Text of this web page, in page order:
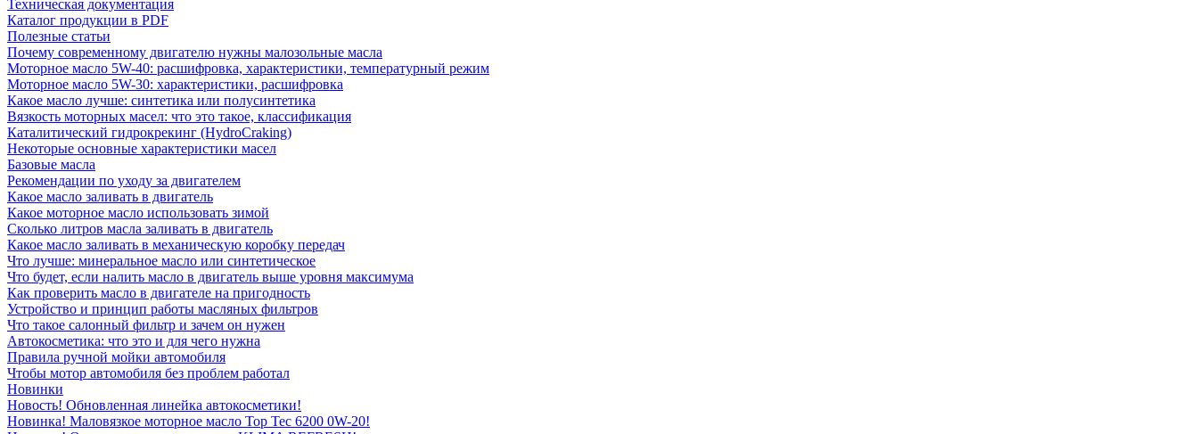
Техническая документация
Каталог продукции в PDF
Полезные статьи
Почему современному двигателю нужны малозольные масла
Моторное масло 5W-40: расшифровка, характеристики, температурный режим
Моторное масло 5W-30: характеристики, расшифровка
Какое масло лучше: синтетика или полусинтетика
Вязкость моторных масел: что это такое, классификация
Каталитический гидрокрекинг (НydroСraking)
Некоторые основные характеристики масел
Базовые масла
Рекомендации по уходу за двигателем
Какое масло заливать в двигатель
Какое моторное масло использовать зимой
Сколько литров масла заливать в двигатель
Какое масло заливать в механическую коробку передач
Что лучше: минеральное масло или синтетическое
Что будет, если налить масло в двигатель выше уровня максимума
Как проверить масло в двигателе на пригодность
Устройство и принцип работы масляных фильтров
Что такое салонный фильтр и зачем он нужен
Автокосметика: что это и для чего нужна
Правила ручной мойки автомобиля
Чтобы мотор автомобиля без проблем работал
Новинки
Новость! Обновленная линейка автокосметики!
Новинка! Маловязкое моторное масло Top Tec 6200 0W-20!